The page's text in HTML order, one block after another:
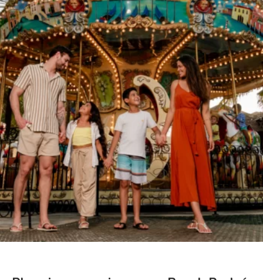
BEACH
PARK
RESORT